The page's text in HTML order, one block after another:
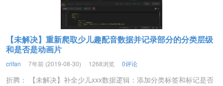
【未解决】重新爬取少儿趣配音数据并记录部分的分类层级
和是否是动画片
crifan 7年前 (2019-08-30) 1268浏览 0评论
折腾： 【未解决】补全少儿xxx数据逻辑：添加分类标签和标记是否